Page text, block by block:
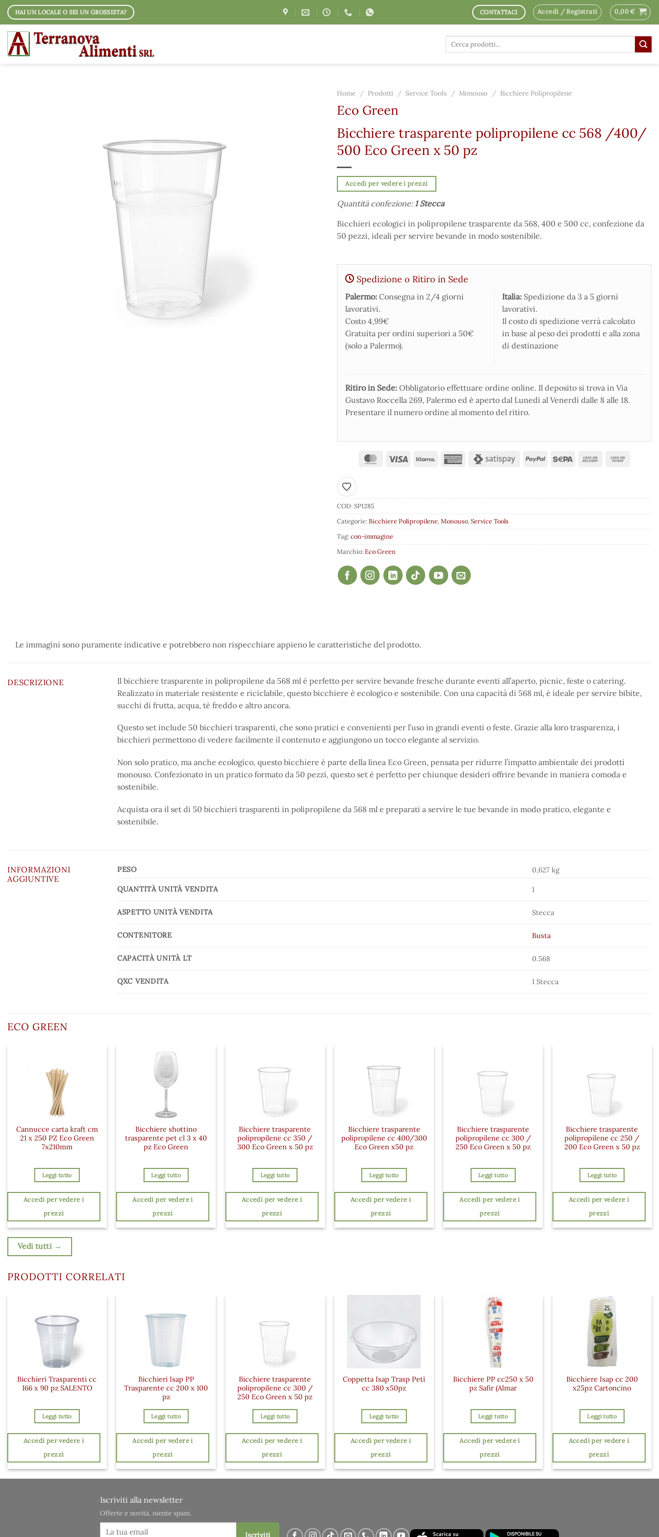
Salta
contenuti
HAI UN LOCALE O SEI UN GROSSISTA? CONTATTACI Accedi / Registrati 0,00€
Cerca:
Home / Prodotti / Service Tools / Monouso / Bicchiere Polipropilene
Eco Green
Bicchiere trasparente polipropilene cc 568 /400/
500 Eco Green x 50 pz
Accedi per vedere i prezzi
Quantità confezione: 1 Stecca
Bicchieri ecologici in polipropilene trasparente da 568, 400 e 500 cc, confezione da
50 pezzi, ideali per servire bevande in modo sostenibile.
Spedizione o Ritiro in Sede
Palermo: Consegna in 2/4 giorni
lavorativi.
Costo 4,99€
Gratuita per ordini superiori a 50€
(solo a Palermo).
Italia: Spedizione da 3 a 5 giorni
lavorativi.
Il costo di spedizione verrà calcolato
in base al peso dei prodotti e alla zona
di destinazione
Ritiro in Sede: Obbligatorio effettuare ordine online. Il deposito si trova in Via
Gustavo Roccella 269, Palermo ed è aperto dal Lunedì al Venerdì dalle 8 alle 18.
Presentare il numero ordine al momento del ritiro.
Aggiungi ai preferiti
COD:SP1285
Categorie:Bicchiere Polipropilene,Monouso,Service Tools
Tag:con-immagine
Marchio:Eco Green
Le immagini sono puramente indicative e potrebbero non rispecchiare appieno le caratteristiche del prodotto.
DESCRIZIONE
Il bicchiere trasparente in polipropilene da 568 ml è perfetto per servire bevande fresche durante eventi all’aperto, picnic, feste o catering.
Realizzato in materiale resistente e riciclabile, questo bicchiere è ecologico e sostenibile. Con una capacità di 568 ml, è ideale per servire bibite,
succhi di frutta, acqua, tè freddo e altro ancora.
Questo set include 50 bicchieri trasparenti, che sono pratici e convenienti per l’uso in grandi eventi o feste. Grazie alla loro trasparenza, i
bicchieri permettono di vedere facilmente il contenuto e aggiungono un tocco elegante al servizio.
Non solo pratico, ma anche ecologico, questo bicchiere è parte della linea Eco Green, pensata per ridurre l’impatto ambientale dei prodotti
monouso. Confezionato in un pratico formato da 50 pezzi, questo set è perfetto per chiunque desideri offrire bevande in maniera comoda e
sostenibile.
Acquista ora il set di 50 bicchieri trasparenti in polipropilene da 568 ml e preparati a servire le tue bevande in modo pratico, elegante e
sostenibile.
INFORMAZIONI
AGGIUNTIVE
PESO 0,627 kg
QUANTITÀ UNITÀ VENDITA 1
ASPETTO UNITÀ VENDITA Stecca
CONTENITORE Busta
CAPACITÀ UNITÀ LT 0.568
QXC VENDITA 1 Stecca
ECO GREEN
Cannucce carta kraft cm
21 x 250 PZ Eco Green
7x210mm
Leggi tutto
Accedi per vedere i
prezzi
Bicchiere shottino
trasparente pet cl 3 x 40
pz Eco Green
Leggi tutto
Accedi per vedere i
prezzi
Bicchiere trasparente
polipropilene cc 350 /
300 Eco Green x 50 pz
Leggi tutto
Accedi per vedere i
prezzi
Bicchiere trasparente
polipropilene cc 400/300
Eco Green x50 pz
Leggi tutto
Accedi per vedere i
prezzi
Bicchiere trasparente
polipropilene cc 300 /
250 Eco Green x 50 pz
Leggi tutto
Accedi per vedere i
prezzi
Bicchiere trasparente
polipropilene cc 250 /
200 Eco Green x 50 pz
Leggi tutto
Accedi per vedere i
prezzi
Vedi tutti →
PRODOTTI CORRELATI
Bicchieri Trasparenti cc
166 x 90 pz SALENTO
Leggi tutto
Accedi per vedere i
prezzi
Bicchieri Isap PP
Trasparente cc 200 x 100
pz
Leggi tutto
Accedi per vedere i
prezzi
Bicchiere trasparente
polipropilene cc 300 /
250 Eco Green x 50 pz
Leggi tutto
Accedi per vedere i
prezzi
Coppetta Isap Trasp Petì
cc 380 x50pz
Leggi tutto
Accedi per vedere i
prezzi
Bicchiere PP cc250 x 50
pz Safir (Almar
Leggi tutto
Accedi per vedere i
prezzi
Bicchiere Isap cc 200
x25pz Cartoncino
Leggi tutto
Accedi per vedere i
prezzi
Iscriviti alla newsletter
Offerte e novità, niente spam.
Iscriviti